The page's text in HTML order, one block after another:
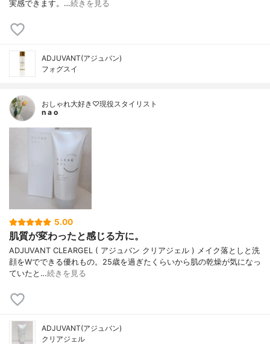
実感できます。…続きを見る
ADJUVANT(アジュバン)
フォグスイ
おしゃれ大好き♡現役スタイリスト
n a o
5.00
肌質が変わったと感じる方に。
ADJUVANT CLEARGEL ( アジュバン クリアジェル ) メイク落としと洗
顔をWでできる優れもの。25歳を過ぎたくらいから肌の乾燥が気になっ
ていたと…続きを見る
ADJUVANT(アジュバン)
クリアジェル